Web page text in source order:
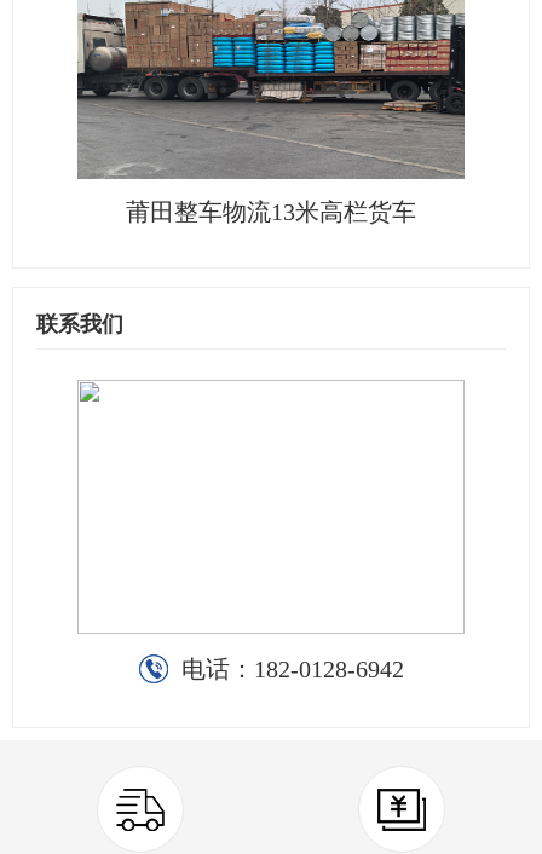
莆田整车物流13米高栏货车
联系我们
电话： 182-0128-6942